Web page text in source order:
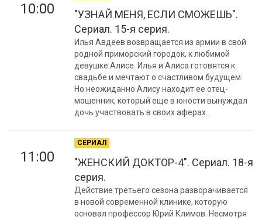
10:00
"УЗНАЙ МЕНЯ, ЕСЛИ СМОЖЕШЬ".
Сериал. 15-я серия.
Илья Авдеев возвращается из армии в свой
родной приморский городок, к любимой
девушке Алисе. Илья и Алиса готовятся к
свадьбе и мечтают о счастливом будущем.
Но неожиданно Алису находит ее отец-
мошенник, который еще в юности вынуждал
дочь участвовать в своих аферах.
11:00
СЕРИАЛ
"ЖЕНСКИЙ ДОКТОР-4". Сериал. 18-я
серия.
Действие третьего сезона разворачивается
в новой современной клинике, которую
основал профессор Юрий Климов. Несмотря